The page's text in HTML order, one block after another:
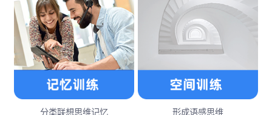
分类联想思维记忆
形成语感思维